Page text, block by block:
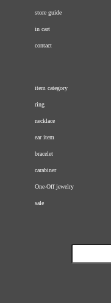
store guide
in cart
contact
item category
ring
necklace
ear item
bracelet
carabiner
One-Off jewelry
sale